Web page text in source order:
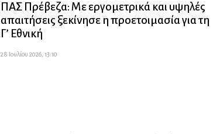
ΠΑΣ Πρέβεζα: Με εργομετρικά και υψηλές
απαιτήσεις ξεκίνησε η προετοιμασία για τη
Γ’ Εθνική
28 Ιουλίου 2026, 13:10